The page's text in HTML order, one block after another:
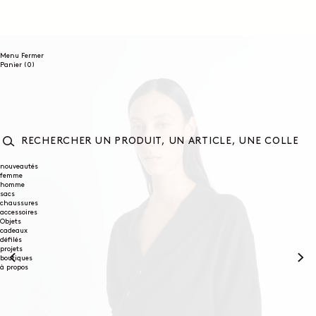
Menu Fermer
Panier (0)
UN
PRODUIT,
UN
UNE
COLLECTION...
nouveautés
femme
homme
sacs
chaussures
accessoires
Objets
cadeaux
défilés
projets
boutiques
à propos